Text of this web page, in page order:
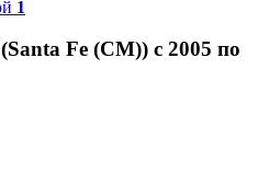
1
Fe (CM)) с 2005 по